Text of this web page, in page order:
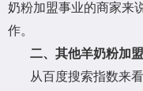
奶粉加盟事业的商家来
作。
二、其他羊奶粉加
从百度搜索指数来